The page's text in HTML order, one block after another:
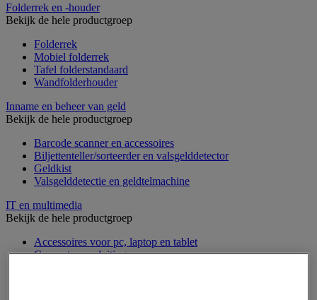
Folderrek en -houder
Bekijk de hele productgroep
Folderrek
Mobiel folderrek
Tafel folderstandaard
Wandfolderhouder
Inname en beheer van geld
Bekijk de hele productgroep
Barcode scanner en accessoires
Biljettenteller/sorteerder en valsgelddetector
Geldkist
Valsgelddetectie en geldtelmachine
IT en multimedia
Bekijk de hele productgroep
Accessoires voor pc, laptop en tablet
Computeraansluiting